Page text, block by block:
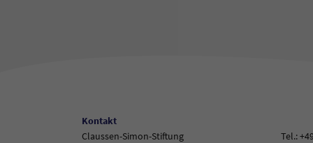
Kontakt
Claussen-Simon-Stiftung
Tel.: